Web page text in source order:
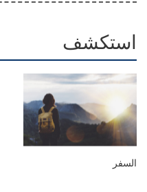
استكشف
السفر